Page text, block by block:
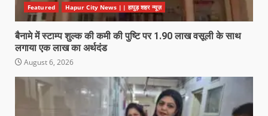
Featured Hapur City News || हापुड़ शहर न्यूज़
बैनामे में स्टाम्प शुल्क की कमी की पुष्टि पर 1.90 लाख वसूली के साथ
लगाया एक लाख का अर्थदंड
August 6, 2026